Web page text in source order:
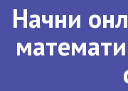
Начни